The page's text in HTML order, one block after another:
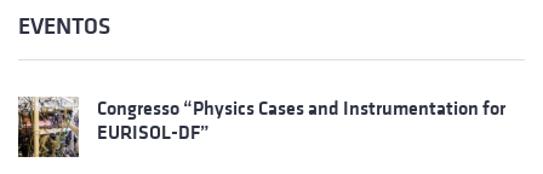
EVENTOS
Congresso “Physics Cases and Instrumentation for
EURISOL-DF”